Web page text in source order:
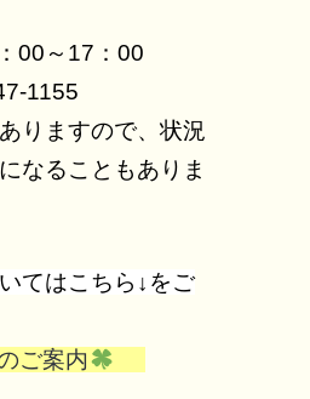
～17：00
1155
りますので、状況
なることもありま
てはこちら↓をご
ご案内